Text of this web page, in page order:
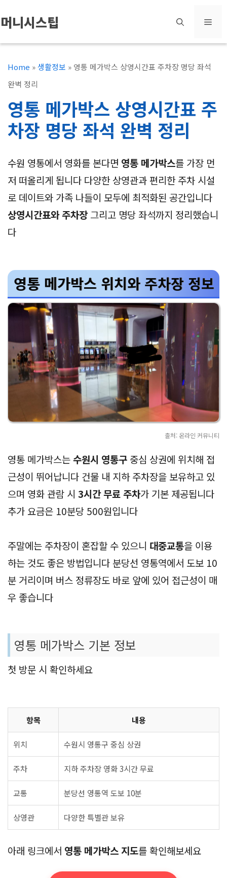
텐
츠
머니시스팁 메
Home »생활정보 » 영통 메가박스 상영시간표 주차장 명당 좌석
완벽 정리
영통 메가박스 상영시간표 주
차장 명당 좌석 완벽 정리
수원 영통에서 영화를 본다면 영통 메가박스를 가장 먼
저 떠올리게 됩니다 다양한 상영관과 편리한 주차 시설
로 데이트와 가족 나들이 모두에 최적화된 공간입니다
상영시간표와 주차장그리고 명당 좌석까지 정리했습니
다
영통 메가박스 위치와 주차장 정보
출처: 온라인 커뮤니티
영통 메가박스는수원시 영통구 중심 상권에 위치해 접
근성이 뛰어납니다 건물 내 지하 주차장을 보유하고 있
으며 영화 관람 시 3시간 무료 주차가 기본 제공됩니다
추가 요금은 10분당 500원입니다
주말에는 주차장이 혼잡할 수 있으니 대중교통을 이용
하는 것도 좋은 방법입니다 분당선 영통역에서 도보 10
분 거리이며 버스 정류장도 바로 앞에 있어 접근성이 매
우 좋습니다
영통 메가박스 기본 정보
첫 방문 시 확인하세요
항목 내용
위치 수원시 영통구 중심 상권
주차 지하 주차장 영화 3시간 무료
교통 분당선 영통역 도보 10분
상영관 다양한 특별관 보유
아래 링크에서 영통 메가박스 지도를 확인해보세요